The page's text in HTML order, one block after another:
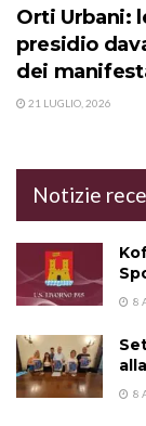
Orti Urbani:
presidio
dei
21 LUGLIO, 2026
Notizie
8
8